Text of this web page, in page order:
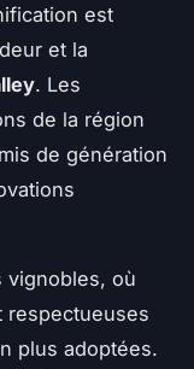
est
et la
. Les
de la région
de génération
vignobles, où
respectueuses
plus adoptées.